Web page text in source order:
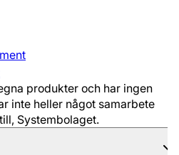
produkter och har ingen
inte heller något samarbete
Systembolaget.